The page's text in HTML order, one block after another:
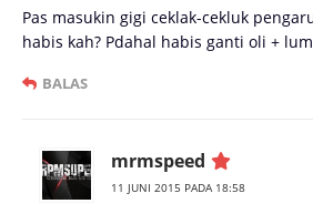
Pas masukin gigi ceklak-cekluk
habis kah? Pdahal habis ganti oli +
BALAS
mrmspeed
11 JUNI 2015 PADA 18:58